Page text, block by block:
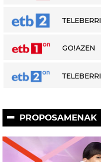
TELEBERRI
GO!AZEN
TELEBERRI
PROPOSAMENAK